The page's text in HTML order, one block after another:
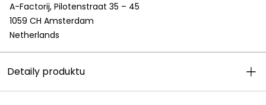
A-Factorij, Pilotenstraat 35 – 45
1059 CH Amsterdam
Netherlands
Detaily produktu